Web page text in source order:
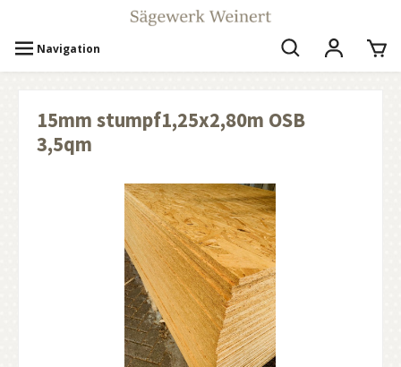
Navigation
15mm stumpf1,25x2,80m OSB
3,5qm